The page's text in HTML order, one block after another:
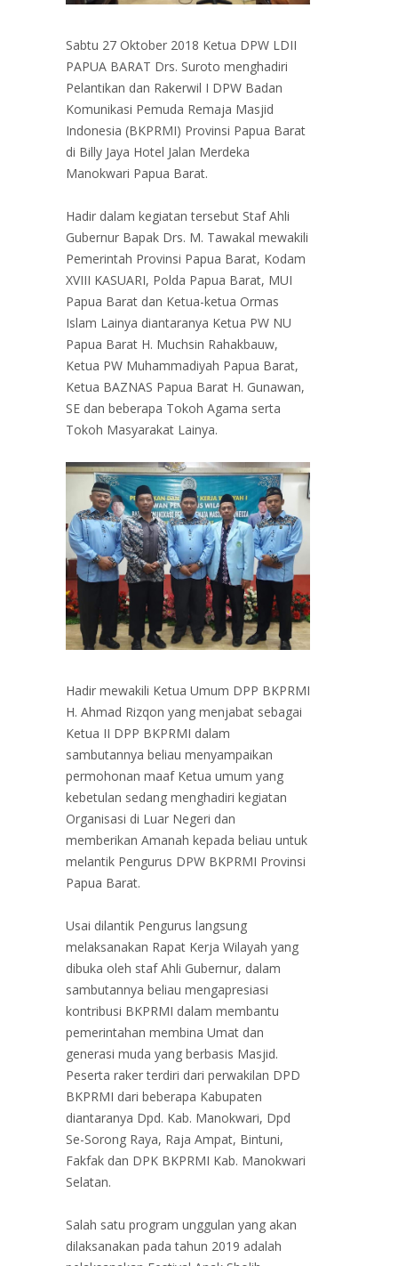
Sabtu 27 Oktober 2018 Ketua DPW LDII
PAPUA BARAT Drs. Suroto menghadiri
Pelantikan dan Rakerwil I DPW Badan
Komunikasi Pemuda Remaja Masjid
Indonesia (BKPRMI) Provinsi Papua Barat
di Billy Jaya Hotel Jalan Merdeka
Manokwari Papua Barat.
Hadir dalam kegiatan tersebut Staf Ahli
Gubernur Bapak Drs. M. Tawakal mewakili
Pemerintah Provinsi Papua Barat, Kodam
XVIII KASUARI, Polda Papua Barat, MUI
Papua Barat dan Ketua-ketua Ormas
Islam Lainya diantaranya Ketua PW NU
Papua Barat H. Muchsin Rahakbauw,
Ketua PW Muhammadiyah Papua Barat,
Ketua BAZNAS Papua Barat H. Gunawan,
SE dan beberapa Tokoh Agama serta
Tokoh Masyarakat Lainya.
Hadir mewakili Ketua Umum DPP BKPRMI
H. Ahmad Rizqon yang menjabat sebagai
Ketua II DPP BKPRMI dalam
sambutannya beliau menyampaikan
permohonan maaf Ketua umum yang
kebetulan sedang menghadiri kegiatan
Organisasi di Luar Negeri dan
memberikan Amanah kepada beliau untuk
melantik Pengurus DPW BKPRMI Provinsi
Papua Barat.
Usai dilantik Pengurus langsung
melaksanakan Rapat Kerja Wilayah yang
dibuka oleh staf Ahli Gubernur, dalam
sambutannya beliau mengapresiasi
kontribusi BKPRMI dalam membantu
pemerintahan membina Umat dan
generasi muda yang berbasis Masjid.
Peserta raker terdiri dari perwakilan DPD
BKPRMI dari beberapa Kabupaten
diantaranya Dpd. Kab. Manokwari, Dpd
Se-Sorong Raya, Raja Ampat, Bintuni,
Fakfak dan DPK BKPRMI Kab. Manokwari
Selatan.
Salah satu program unggulan yang akan
dilaksanakan pada tahun 2019 adalah